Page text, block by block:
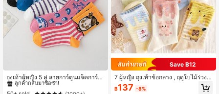
ถุงเท้าผู้หญิง 5 คู่ ลายการ์ตูนแจ็คการ์ด
หลากสีน่ารักตลกขบขัน แบบกำหนดเอง
ความยาวครึ่งน่อง ถุงเท้ากีฬา ใส่ได้ทุก
ลูกค้ากลับมาซื้อซ้ำ!
#6 ขายดี ใน สัตว์ ถุงเท้าลูกเรือผู้หญิง
#6 ขายดี ใน สัตว์ ถุงเท้าลูกเรือผู้หญิง
Save ฿12
7 ผู้หญิง ถุงเท้าข้อกลาง , ฤดูใบไม้ร่วง/ฤ
ดูหนาว ใหม่ Ins แมทช์ทุกสไตล์ นักเรีย
น ' ถุงเท้า , เกาหลี หวาน & น่ารัก ญี่ปุ่น
฿137 -8%